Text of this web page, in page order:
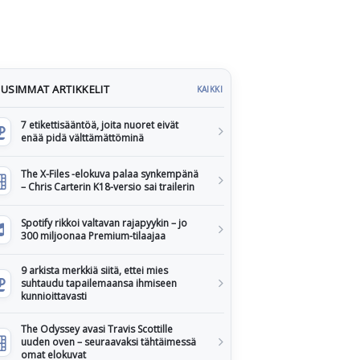
ARTIKKELIT KAIKKI
7 etikettisääntöä, joita nuoret eivät
enää pidä välttämättöminä
The X-Files -elokuva palaa synkempänä
– Chris Carterin K18-versio sai trailerin
Spotify rikkoi valtavan rajapyykin – jo
300 miljoonaa Premium-tilaajaa
9 arkista merkkiä siitä, ettei mies
suhtaudu tapailemaansa ihmiseen
kunnioittavasti
The Odyssey avasi Travis Scottille
uuden oven – seuraavaksi tähtäimessä
omat elokuvat